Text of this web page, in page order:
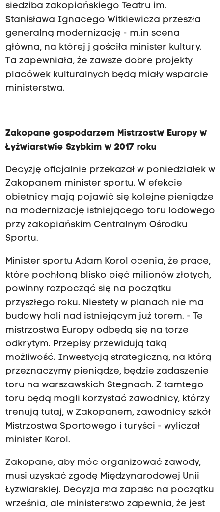
siedziba zakopiańskiego Teatru im.
Stanisława Ignacego Witkiewicza przeszła
generalną modernizację - m.in scena
główna, na której j gościła minister kultury.
Ta zapewniała, że zawsze dobre projekty
placówek kulturalnych będą miały wsparcie
ministerstwa.
Zakopane gospodarzem Mistrzostw Europy w
Łyżwiarstwie Szybkim w 2017 roku
Decyzję oficjalnie przekazał w poniedziałek w
Zakopanem minister sportu. W efekcie
obietnicy mają pojawić się kolejne pieniądze
na modernizację istniejącego toru lodowego
przy zakopiańskim Centralnym Ośrodku
Sportu.
Minister sportu Adam Korol ocenia, że prace,
które pochłoną blisko pięć milionów złotych,
powinny rozpocząć się na początku
przyszłego roku. Niestety w planach nie ma
budowy hali nad istniejącym już torem. - Te
mistrzostwa Europy odbędą się na torze
odkrytym. Przepisy przewidują taką
możliwość. Inwestycją strategiczną, na którą
przeznaczymy pieniądze, będzie zadaszenie
toru na warszawskich Stegnach. Z tamtego
toru będą mogli korzystać zawodnicy, którzy
trenują tutaj, w Zakopanem, zawodnicy szkół
Mistrzostwa Sportowego i turyści - wyliczał
minister Korol.
Zakopane, aby móc organizować zawody,
musi uzyskać zgodę Międzynarodowej Unii
Łyżwiarskiej. Decyzja ma zapaść na początku
września, ale ministerstwo zapewnia, że jest